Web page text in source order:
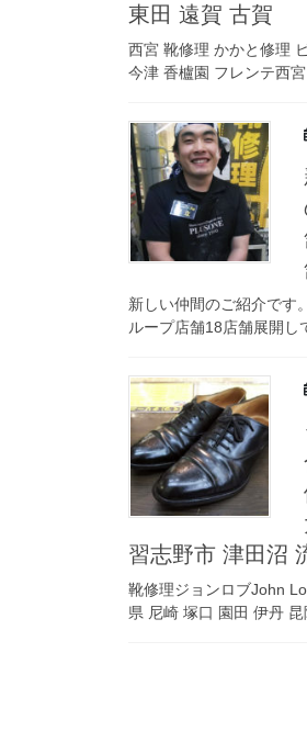
東田 遠賀 古賀
西宮 靴修理 かかと修理
今津 香櫨園 フレンテ西
新しい仲間のご紹介です
ループ店舗18店舗展開
習志野市 津田沼
靴修理ジョンロブJohn
県 尼崎 塚口 園田 伊丹